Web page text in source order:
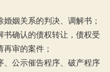
婚姻关系的判决、调解书；
书确认的债权转让，债权受
审的案件；
、公示催告程序、破产程序